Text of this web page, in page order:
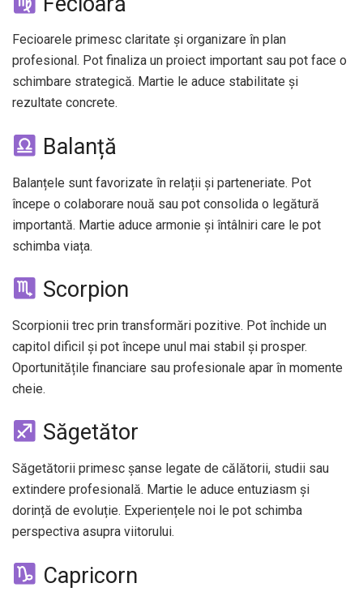
Fecioarele primesc claritate și organizare în plan
profesional. Pot finaliza un proiect important sau pot face o
schimbare strategică. Martie le aduce stabilitate și
rezultate concrete.
Balanță
Balanțele sunt favorizate în relații și parteneriate. Pot
începe o colaborare nouă sau pot consolida o legătură
importantă. Martie aduce armonie și întâlniri care le pot
schimba viața.
Scorpion
Scorpionii trec prin transformări pozitive. Pot închide un
capitol dificil și pot începe unul mai stabil și prosper.
Oportunitățile financiare sau profesionale apar în momente
cheie.
Săgetător
Săgetătorii primesc șanse legate de călătorii, studii sau
extindere profesională. Martie le aduce entuziasm și
dorință de evoluție. Experiențele noi le pot schimba
perspectiva asupra viitorului.
Capricorn